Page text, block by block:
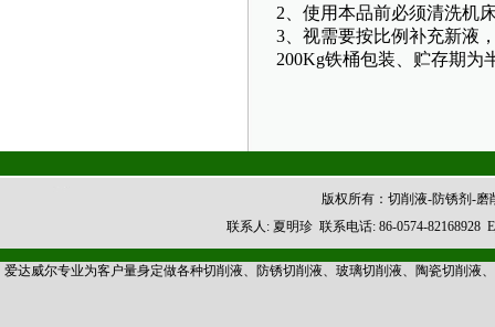
2、使用本品前必须清洗机
3、视需要按比例补充新液
200Kg铁桶包装、贮存期为
版权所有：切削液-防锈剂-
联系人: 夏明珍 联系电话: 86-0574-82168928
爱达威尔专业为客户量身定做各种切削液、防锈切削液、玻璃切削液、陶瓷切削